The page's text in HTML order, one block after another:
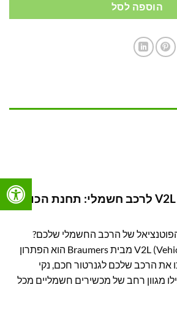
הוספה לסל
מתאם V2L Braumers לרכב חשמלי: תחנת הכוח
של הרכב החשמלי שלכם?
מתאם ה-V2L (Vehicle-to-Load) מבית Braumers הוא הפתרון
את הרכב שלכם לגנרטור חכם, נקי
מגוון רחב של מכשירים חשמליים מכל